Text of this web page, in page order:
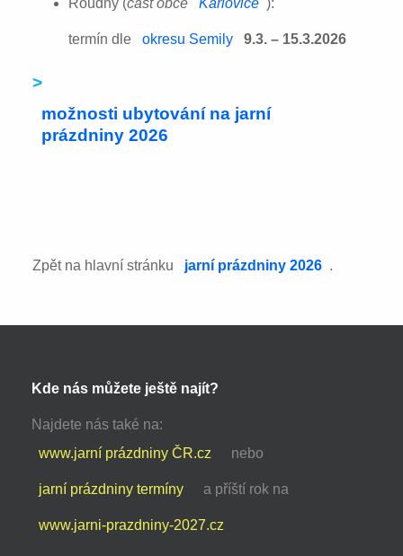
Roudný (část obce Karlovice ):
termín dle okresu Semily 9.3. – 15.3.2026
>
možnosti ubytování na jarní
prázdniny 2026
Zpět na hlavní stránku jarní prázdniny 2026 .
Kde nás můžete ještě najít?
Najdete nás také na:
www.jarní prázdniny ČR.cz
nebo
jarní prázdniny termíny a příští rok na
www.jarni-prazdniny-2027.cz